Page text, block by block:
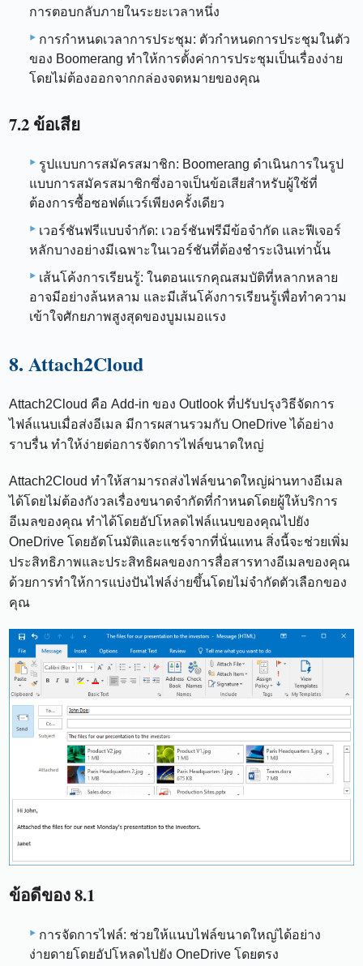
การตอบกลับภายในระยะเวลาหนึ่ง
การกำหนดเวลาการประชุม: ตัวกำหนดการประชุมในตัว
ของ Boomerang ทำให้การตั้งค่าการประชุมเป็นเรื่องง่าย
โดยไม่ต้องออกจากกล่องจดหมายของคุณ
7.2 ข้อเสีย
รูปแบบการสมัครสมาชิก: Boomerang ดำเนินการในรูป
แบบการสมัครสมาชิกซึ่งอาจเป็นข้อเสียสำหรับผู้ใช้ที่
ต้องการซื้อซอฟต์แวร์เพียงครั้งเดียว
เวอร์ชันฟรีแบบจำกัด: เวอร์ชันฟรีมีข้อจำกัด และฟีเจอร์
หลักบางอย่างมีเฉพาะในเวอร์ชันที่ต้องชำระเงินเท่านั้น
เส้นโค้งการเรียนรู้: ในตอนแรกคุณสมบัติที่หลากหลาย
อาจมีอย่างล้นหลาม และมีเส้นโค้งการเรียนรู้เพื่อทำความ
เข้าใจศักยภาพสูงสุดของบูมเมอแรง
8. Attach2Cloud
Attach2Cloud คือ Add-in ของ Outlook ที่ปรับปรุงวิธีจัดการ
ไฟล์แนบเมื่อส่งอีเมล มีการผสานรวมกับ OneDrive ได้อย่าง
ราบรื่น ทำให้ง่ายต่อการจัดการไฟล์ขนาดใหญ่
Attach2Cloud ทำให้สามารถส่งไฟล์ขนาดใหญ่ผ่านทางอีเมล
ได้โดยไม่ต้องกังวลเรื่องขนาดจำกัดที่กำหนดโดยผู้ให้บริการ
อีเมลของคุณ ทำได้โดยอัปโหลดไฟล์แนบของคุณไปยัง
OneDrive โดยอัตโนมัติและแชร์จากที่นั่นแทน สิ่งนี้จะช่วยเพิ่ม
ประสิทธิภาพและประสิทธิผลของการสื่อสารทางอีเมลของคุณ
ด้วยการทำให้การแบ่งปันไฟล์ง่ายขึ้นโดยไม่จำกัดตัวเลือกของ
คุณ
ข้อดีของ 8.1
การจัดการไฟล์: ช่วยให้แนบไฟล์ขนาดใหญ่ได้อย่าง
ง่ายดายโดยอัปโหลดไปยัง OneDrive โดยตรง